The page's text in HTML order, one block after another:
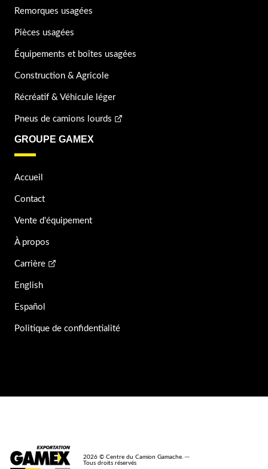
Remorques usagées
Pièces usagées
Équipements et boîtes usagées
Construction & Agricole
Récréatif & Véhicule léger
Pneus de camions lourds
GROUPE GAMEX
Accueil
Contact
Vente d'équipement
À propos
Carrière
English
Español
Politique de confidentialité
2026 © Centre du Camion Gamache. ─
Tous droits réservés